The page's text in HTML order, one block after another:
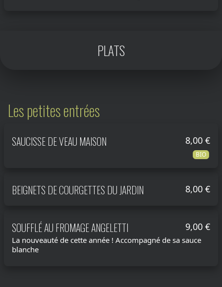
PLATS
Les petites entrées
SAUCISSE DE VEAU MAISON 8,00 €
BIO
BEIGNETS DE COURGETTES DU JARDIN 8,00 €
SOUFFLÉ AU FROMAGE ANGELETTI 9,00 €
La nouveauté de cette année ! Accompagné de sa sauce
blanche